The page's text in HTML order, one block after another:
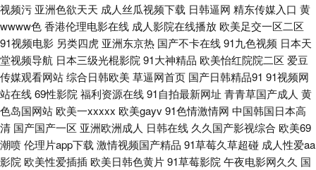
影库AV 91无码色图 国产免费久久视频 欧美强奸第5页 伊人久久影院 91人人
肏 爱豆传媒免费播放 蜜臀一二三 色老大网站在线观看 91n色域 91尤物国产
视频 国产美女福利导航 欧美久久成人精品 蜜桃美女福利社 天天透伊人 91网
视频 东方影库av免费看 狼友大香蕉 日韩三级www 自拍在线国产区 91视屏
在线地址发布网 福利导航偷拍 欧美黄色一级纯黄网络 影音先锋中文字幕无
视频污 亚洲色欲天天 成人丝瓜视频下载 日韩逼网 精东传媒入口 黄
wwww色香港伦理电影在线 成人影院在线播放 欧美足交一区二区
91视频电影 另类四虎 亚洲东京热 国产不卡在线91九色视频 日本天
堂视频导航 日本三级光棍影院 91大神精品 欧美怡红院院二区 爱豆
传媒观看网站综合日韩欧美草逼网首页 国产日韩精品91 91视频网
站在线69性影院 福利资源在线91自拍最新网址 青青草国产成人 黄
色岛国网站 欧美一xxxxx 欧美gayv91色情激情网 中国韩国日本高
清 国产国产一区 亚洲欧洲成人 日韩在线 久久国产影视综合 欧美69
潮喷伦理片app下载 激情视频国产精品 91草莓久草超碰 成人性爱aa
影院 欧美性爱插插 欧美日韩色黄片91草莓影院 午夜电影网久久 国